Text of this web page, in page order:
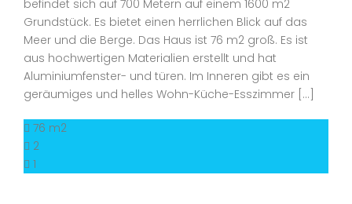
befindet sich auf 700 Metern auf einem 1600 m2
Grundstück. Es bietet einen herrlichen Blick auf das
Meer und die Berge. Das Haus ist 76 m2 groß. Es ist
aus hochwertigen Materialien erstellt und hat
Aluminiumfenster- und türen. Im Inneren gibt es ein
geräumiges und helles Wohn-Küche-Esszimmer […]
76 m2
2
1